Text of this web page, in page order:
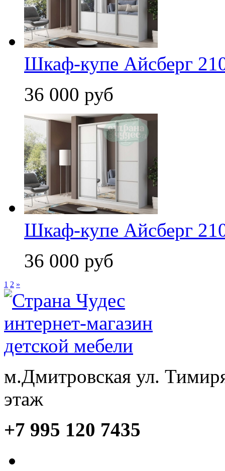
Шкаф-купе Айсберг
36 000 руб
Шкаф-купе Айсберг
36 000 руб
1 2 »
м.Дмитровская ул.
этаж
+7 995 120 7435